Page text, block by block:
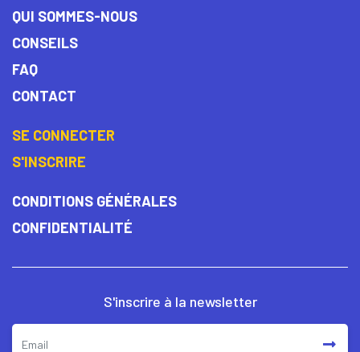
QUI SOMMES-NOUS
CONSEILS
FAQ
CONTACT
SE CONNECTER
S'INSCRIRE
CONDITIONS GÉNÉRALES
CONFIDENTIALITÉ
S'inscrire à la newsletter